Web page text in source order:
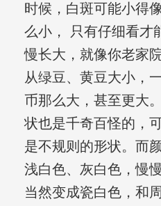
时候，白斑可能小得
么小， 只有仔细看才
慢长大，就像你老家
从绿豆、黄豆大小，
币那么大，甚至更大
状也是千奇百怪的，
是不规则的形状。而
浅白色、灰白色，慢
当然变成瓷白色，和